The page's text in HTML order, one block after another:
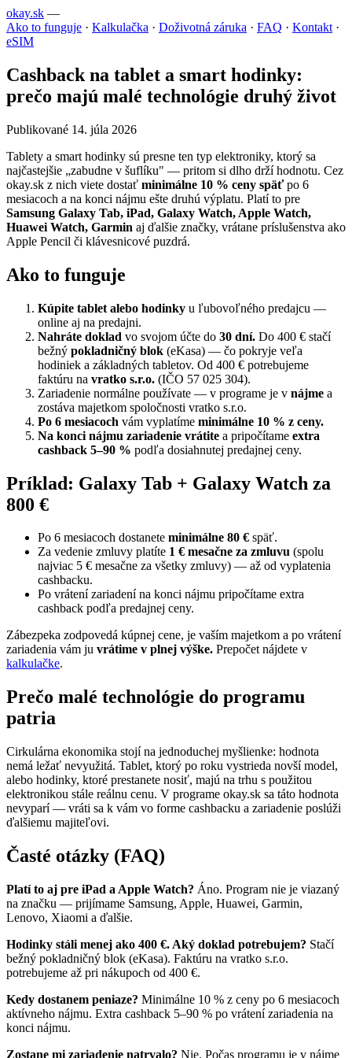
okay.sk —
Ako to funguje · Kalkulačka · Doživotná záruka · FAQ · Kontakt ·
eSIM
Cashback na tablet a smart hodinky:
prečo majú malé technológie druhý život
Publikované 14. júla 2026
Tablety a smart hodinky sú presne ten typ elektroniky, ktorý sa
najčastejšie „zabudne v šuflíku" — pritom si dlho drží hodnotu. Cez
okay.sk z nich viete dostať minimálne 10 % ceny späťpo 6
mesiacoch a na konci nájmu ešte druhú výplatu. Platí to pre
Samsung Galaxy Tab, iPad, Galaxy Watch, Apple Watch,
Huawei Watch, Garmin aj ďalšie značky, vrátane príslušenstva ako
Apple Pencil či klávesnicové puzdrá.
Ako to funguje
Kúpite tablet alebo hodinky u ľubovoľného predajcu —
online aj na predajni.
Nahráte doklad vo svojom účte do 30 dní. Do 400 € stačí
bežný pokladničný blok (eKasa) — čo pokryje veľa
hodiniek a základných tabletov. Od 400 € potrebujeme
faktúru na vratko s.r.o. (IČO 57 025 304).
Zariadenie normálne používate — v programe je v nájme a
zostáva majetkom spoločnosti vratko s.r.o.
Po 6 mesiacoch vám vyplatíme minimálne 10 % z ceny.
Na konci nájmu zariadenie vrátite a pripočítame extra
cashback 5–90 % podľa dosiahnutej predajnej ceny.
Príklad: Galaxy Tab + Galaxy Watch za
800 €
Po 6 mesiacoch dostanete minimálne 80 € späť.
Za vedenie zmluvy platíte 1 € mesačne za zmluvu (spolu
najviac 5 € mesačne za všetky zmluvy) — až od vyplatenia
cashbacku.
Po vrátení zariadení na konci nájmu pripočítame extra
cashback podľa predajnej ceny.
Zábezpeka zodpovedá kúpnej cene, je vaším majetkom a po vrátení
zariadenia vám ju vrátime v plnej výške. Prepočet nájdete v
kalkulačke.
Prečo malé technológie do programu
patria
Cirkulárna ekonomika stojí na jednoduchej myšlienke: hodnota
nemá ležať nevyužitá. Tablet, ktorý po roku vystrieda novší model,
alebo hodinky, ktoré prestanete nosiť, majú na trhu s použitou
elektronikou stále reálnu cenu. V programe okay.sk sa táto hodnota
nevyparí — vráti sa k vám vo forme cashbacku a zariadenie poslúži
ďalšiemu majiteľovi.
Časté otázky (FAQ)
Platí to aj pre iPad a Apple Watch? Áno. Program nie je viazaný
na značku — prijímame Samsung, Apple, Huawei, Garmin,
Lenovo, Xiaomi a ďalšie.
Hodinky stáli menej ako 400 €. Aký doklad potrebujem? Stačí
bežný pokladničný blok (eKasa). Faktúru na vratko s.r.o.
potrebujeme až pri nákupoch od 400 €.
Kedy dostanem peniaze? Minimálne 10 % z ceny po 6 mesiacoch
aktívneho nájmu. Extra cashback 5–90 % po vrátení zariadenia na
konci nájmu.
Zostane mi zariadenie natrvalo? Nie. Počas programu je v nájme